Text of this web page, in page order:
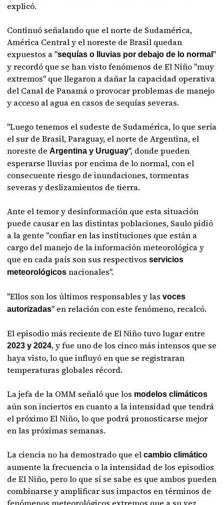
explicó.
Continuó señalando que el norte de Sudamérica,
América Central y el noreste de Brasil quedan
expuestos a "sequías o lluvias por debajo de lo normal "
y recordó que se han visto fenómenos de El Niño "muy
extremos" que llegaron a dañar la capacidad operativa
del Canal de Panamá o provocar problemas de manejo
y acceso al agua en casos de sequías severas.
"Luego tenemos el sudeste de Sudamérica, lo que sería
el sur de Brasil, Paraguay, el norte de Argentina, el
noreste deArgentina y Uruguay", donde pueden
esperarse lluvias por encima de lo normal, con el
consecuente riesgo de inundaciones, tormentas
severas y deslizamientos de tierra.
Ante el temor y desinformación que esta situación
puede causar en las distintas poblaciones, Saulo pidió
a la gente "confiar en las instituciones que están a
cargo del manejo de la información meteorológica y
que en cada país son sus respectivosservicios
meteorológicos nacionales".
"Ellos son los últimos responsables y lasvoces
autorizadas" en relación con este fenómeno, recalcó.
El episodio más reciente de El Niño tuvo lugar entre
2023 y 2024, y fue uno de los cinco más intensos que se
haya visto, lo que influyó en que se registraran
temperaturas globales récord.
La jefa de la OMM señaló que los modelos climáticos
aún son inciertos en cuanto a la intensidad que tendrá
el próximo El Niño, lo que podrá pronosticarse mejor
en las próximas semanas.
La ciencia no ha demostrado que el cambio climático
aumente la frecuencia o la intensidad de los episodios
de El Niño, pero lo que sí se sabe es que ambos pueden
combinarse y amplificar sus impactos en términos de